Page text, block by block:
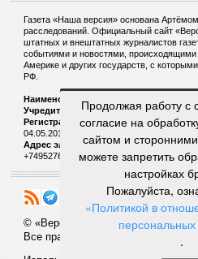
Газета «Наша версия» основана
расследований. Официальный сайт
штатных и внештатных журналистов
событиями и новостями,
Америке и других государств, с
РФ.
Наименование:
Учредитель:
ООО «Версия»,Главный
Регистрационный номер
04.05.2018 г.
Адрес электронной почты и телефон
+74952760348
© «Версия»
Все права защищены
Продолжая работу с
согласие на
сайтом и
можете запретить
настройках
Пожалуйста,
«Политикой в
.